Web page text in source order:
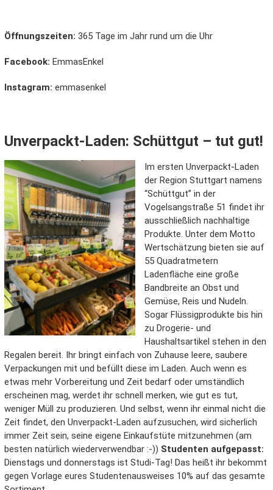
Öffnungszeiten: 365 Tage im Jahr rund um die Uhr
Facebook: EmmasEnkel
Instagram: emmasenkel
Unverpackt-Laden: Schüttgut – tut gut!
Im ersten Unverpackt-Laden
der Region Stuttgart namens
“Schüttgut” in der
Vogelsangstraße 51 findet ihr
ausschließlich nachhaltige
Produkte. Unter dem Motto
Wertschätzung bieten sie auf
55 Quadratmetern
Ladenfläche eine große
Bandbreite an Obst und
Gemüse, Reis und Nudeln.
Sogar Flüssigprodukte bis hin
zu Drogerie- und
Haushaltsartikel stehen in den
Regalen bereit. Ihr bringt einfach von Zuhause leere, saubere
Verpackungen mit und befüllt diese im Laden. Auch wenn es
etwas mehr Vorbereitung und Zeit bedarf oder umständlich
erscheinen mag, werdet ihr schnell merken, wie gut es tut,
weniger Müll zu produzieren. Und selbst, wenn ihr einmal nicht die
Zeit findet, den Unverpackt-Laden aufzusuchen, wird sicherlich
immer Zeit sein, seine eigene Einkaufstüte mitzunehmen (am
besten natürlich wiederverwendbar :-)) Studenten aufgepasst:
Dienstags und donnerstags ist Studi-Tag! Das heißt ihr bekommt
gegen Vorlage eures Studentenausweises 10% auf das gesamte